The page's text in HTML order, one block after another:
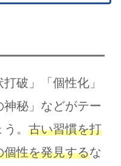
破」「個性化」
神秘」などがテー
。 古い習慣を打
個性を発見するな